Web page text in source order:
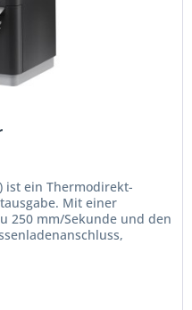
ist ein Thermodirekt-
Mit einer
250 mm/Sekunde und den